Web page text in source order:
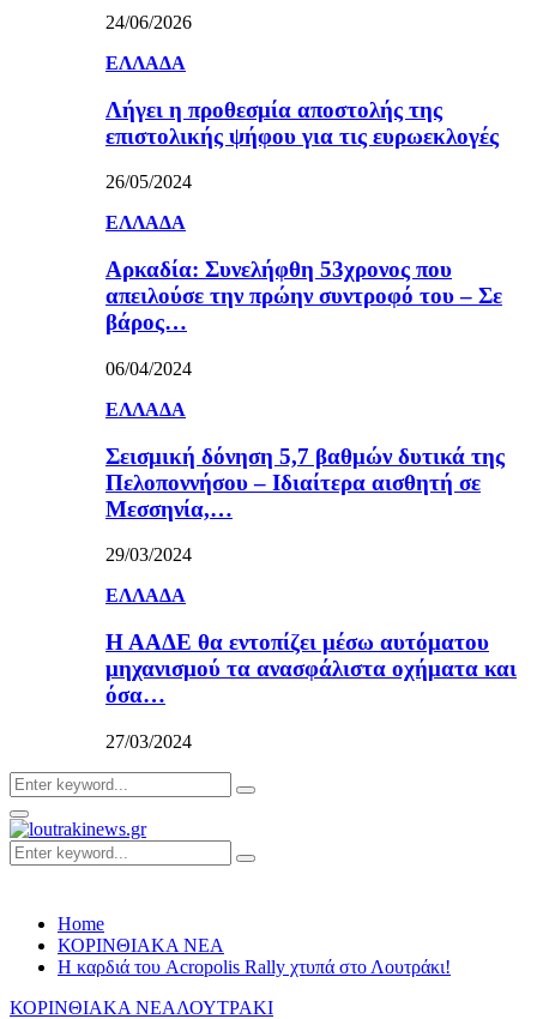
24/06/2026
ΕΛΛΑΔΑ
Λήγει η προθεσμία αποστολής της
επιστολικής ψήφου για τις ευρωεκλογές
26/05/2024
ΕΛΛΑΔΑ
Αρκαδία: Συνελήφθη 53χρονος που
απειλούσε την πρώην συντροφό του – Σε
βάρος…
06/04/2024
ΕΛΛΑΔΑ
Σεισμική δόνηση 5,7 βαθμών δυτικά της
Πελοποννήσου – Ιδιαίτερα αισθητή σε
Μεσσηνία,…
29/03/2024
ΕΛΛΑΔΑ
Η ΑΑΔΕ θα εντοπίζει μέσω αυτόματου
μηχανισμού τα ανασφάλιστα οχήματα και
όσα…
27/03/2024
Search
for:
Search
Primary
Menu
Search
for:
Search
Home
ΚΟΡΙΝΘΙΑΚΑ ΝΕΑ
Η καρδιά του Acropolis Rally χτυπά στο Λουτράκι!
ΚΟΡΙΝΘΙΑΚΑ ΝΕΑΛΟΥΤΡΑΚΙ